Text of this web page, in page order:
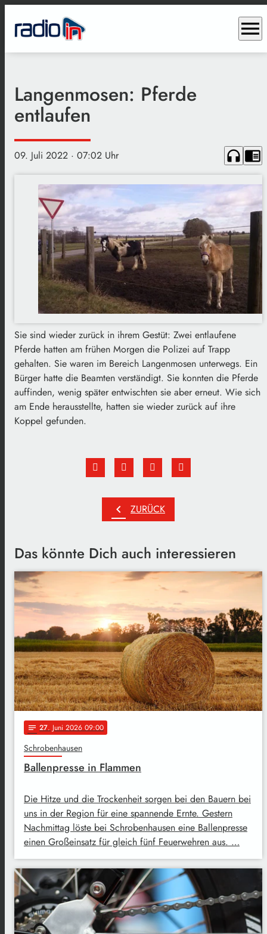
menu
Langenmosen: Pferde
entlaufen
09. Juli 2022 · 07:02 Uhr headphones chrome_reader_mode
Sie sind wieder zurück in ihrem Gestüt: Zwei entlaufene
Pferde hatten am frühen Morgen die Polizei auf Trapp
gehalten. Sie waren im Bereich Langenmosen unterwegs. Ein
Bürger hatte die Beamten verständigt. Sie konnten die Pferde
auffinden, wenig später entwischten sie aber erneut. Wie sich
am Ende herausstellte, hatten sie wieder zurück auf ihre
Koppel gefunden.
chevron_left ZURÜCK
Das könnte Dich auch interessieren
notes 27. Juni 2026 09:00
Schrobenhausen
Ballenpresse in Flammen
Die Hitze und die Trockenheit sorgen bei den Bauern bei
uns in der Region für eine spannende Ernte. Gestern
Nachmittag löste bei Schrobenhausen eine Ballenpresse
einen Großeinsatz für gleich fünf Feuerwehren aus. …